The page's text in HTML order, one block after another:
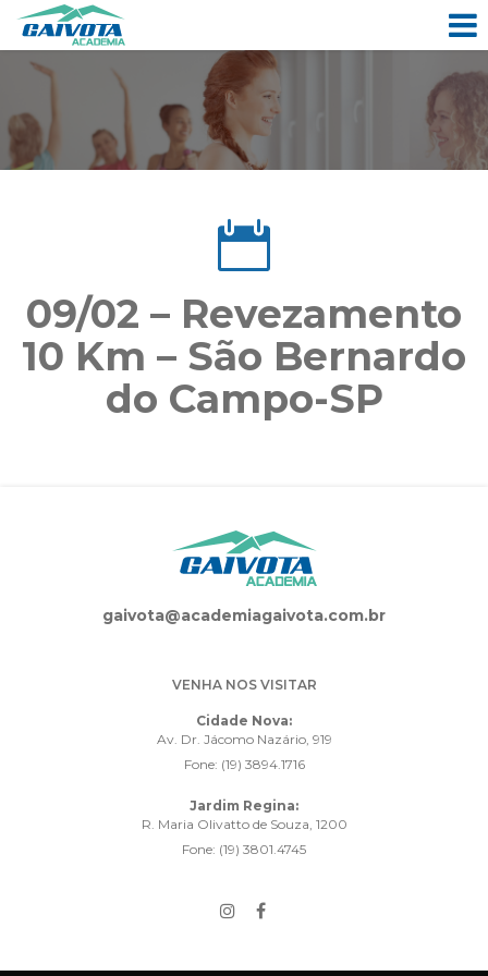
09/02 – Revezamento
10 Km – São Bernardo
do Campo-SP
gaivota@academiagaivota.com.br
VENHA NOS VISITAR
Cidade Nova:
Av. Dr. Jácomo Nazário, 919
Fone: (19) 3894.1716
Jardim Regina:
R. Maria Olivatto de Souza, 1200
Fone: (19) 3801.4745